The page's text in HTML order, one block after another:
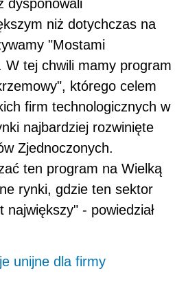
dysponowali
niż dotychczas na
"Mostami
W tej chwili mamy program
którego celem
firm technologicznych w
najbardziej rozwinięte
Zjednoczonych.
ten program na Wielką
rynki, gdzie ten sektor
największy" - powiedział
unijne dla firmy